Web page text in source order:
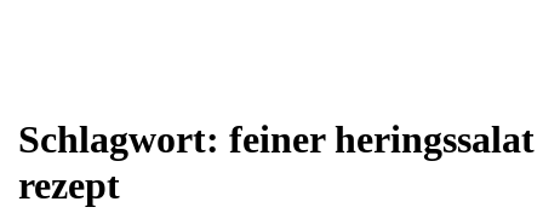
Schlagwort: feiner heringssalat
rezept